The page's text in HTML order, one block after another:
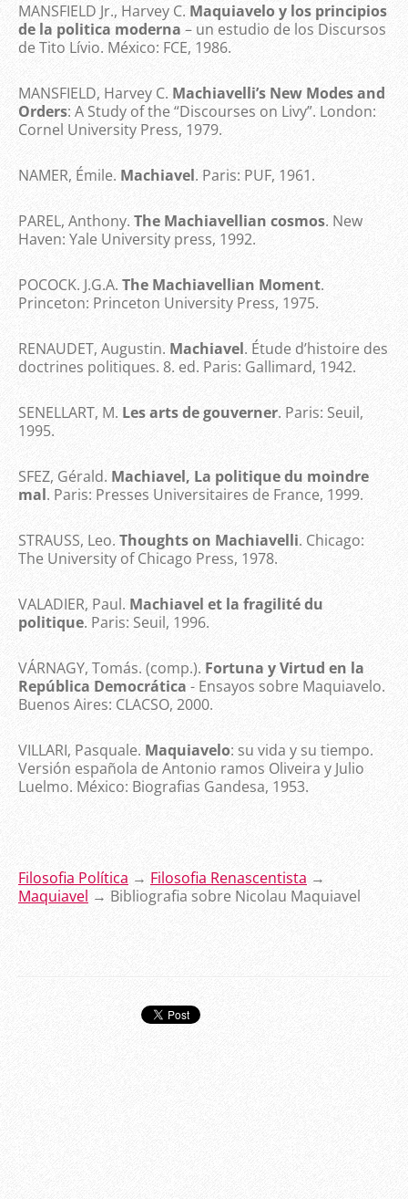
MANSFIELD Jr., Harvey C. Maquiavelo y los principios
de la politica moderna – un estudio de los Discursos
de Tito Lívio. México: FCE, 1986.
MANSFIELD, Harvey C. Machiavelli’s New Modes and
Orders: A Study of the “Discourses on Livy”. London:
Cornel University Press, 1979.
NAMER, Émile. Machiavel. Paris: PUF, 1961.
PAREL, Anthony. The Machiavellian cosmos. New
Haven: Yale University press, 1992.
POCOCK. J.G.A. The Machiavellian Moment.
Princeton: Princeton University Press, 1975.
RENAUDET, Augustin. Machiavel. Étude d’histoire des
doctrines politiques. 8. ed. Paris: Gallimard, 1942.
SENELLART, M. Les arts de gouverner. Paris: Seuil,
1995.
SFEZ, Gérald. Machiavel, La politique du moindre
mal. Paris: Presses Universitaires de France, 1999.
STRAUSS, Leo. Thoughts on Machiavelli. Chicago:
The University of Chicago Press, 1978.
VALADIER, Paul. Machiavel et la fragilité du
politique. Paris: Seuil, 1996.
VÁRNAGY, Tomás. (comp.). Fortuna y Virtud en la
República Democrática - Ensayos sobre Maquiavelo.
Buenos Aires: CLACSO, 2000.
VILLARI, Pasquale. Maquiavelo: su vida y su tiempo.
Versión española de Antonio ramos Oliveira y Julio
Luelmo. México: Biografias Gandesa, 1953.
Filosofia Política → Filosofia Renascentista →
Maquiavel → Bibliografia sobre Nicolau Maquiavel